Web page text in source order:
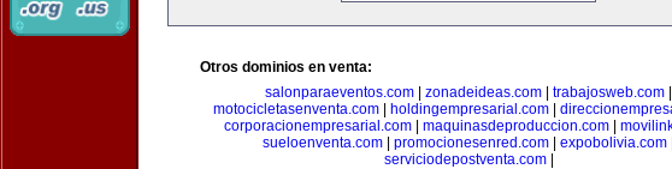
Otros dominios en venta:
salonparaeventos.com
zonadeideas.com trabajosweb.com
motocicletasenventa.com
holdingempresarial.com
corporacionempresarial.com
maquinasdeproduccion.com
sueloenventa.com
promocionesenred.com expobolivia.com
serviciodepostventa.com|